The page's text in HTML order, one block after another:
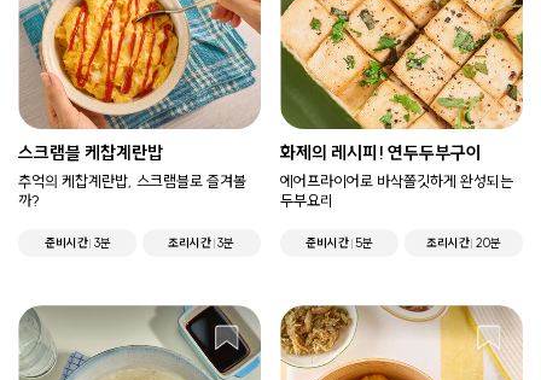
스크램블 케찹계란밥
추억의 케찹계란밥, 스크램블로 즐겨볼
까?
준비시간 3분 조리시간 3분
화제의 레시피! 연두두부구이
에어프라이어로 바삭쫄깃하게 완성되는
두부요리
준비시간 5분 조리시간 20분